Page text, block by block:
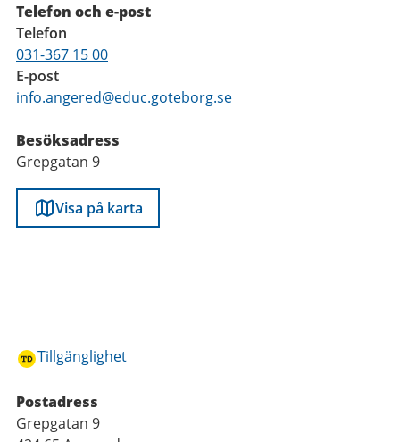
Telefon och e-post
Telefon
031-367 15 00
E-post
info.angered@educ.goteborg.se
Besöksadress
Grepgatan 9
Visa på karta
Tillgänglighet
Postadress
Grepgatan 9